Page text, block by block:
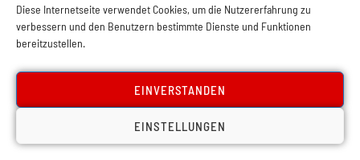
Diese Internetseite verwendet Cookies, um die Nutzererfahrung zu
verbessern und den Benutzern bestimmte Dienste und Funktionen
bereitzustellen.
EINVERSTANDEN
EINSTELLUNGEN